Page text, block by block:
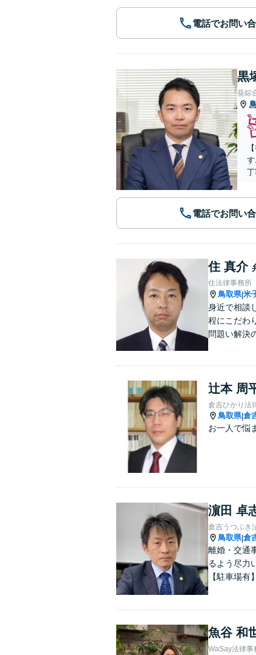
電話でお問い
黒
葵綜
丁
電話でお問い
住 真介
住法律事務所
鳥取県|米
身近で相談
程にこだわ
問題い解決
辻本 周
倉吉ひかり法
鳥取県|倉
お一人で悩
濵田 卓
倉吉うつぶき
鳥取県|倉
離婚・交通
るよう尽力
【駐車場有】
魚谷 和
WaSay法律事